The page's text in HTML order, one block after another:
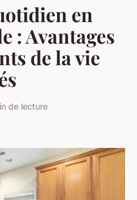
en
: Avantages
de la vie
de lecture